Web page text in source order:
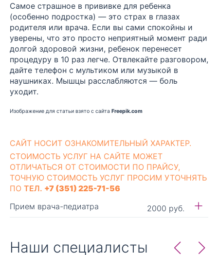
Самое страшное в прививке для ребенка
(особенно подростка) — это страх в глазах
родителя или врача. Если вы сами спокойны и
уверены, что это просто неприятный момент ради
долгой здоровой жизни, ребенок перенесет
процедуру в 10 раз легче. Отвлекайте разговором,
дайте телефон с мультиком или музыкой в
наушниках. Мышцы расслабляются — боль
уходит.
Изображение для статьи взято с сайта Freepik.com
CАЙТ НОСИТ ОЗНАКОМИТЕЛЬНЫЙ ХАРАКТЕР.
СТОИМОСТЬ УСЛУГ НА САЙТЕ МОЖЕТ
ОТЛИЧАТЬСЯ ОТ СТОИМОСТИ ПО ПРАЙСУ,
ТОЧНУЮ СТОИМОСТЬ УСЛУГ ПРОСИМ УТОЧНЯТЬ
ПО ТЕЛ. +7 (351) 225-71-56
Прием врача-педиатра
2000 руб.
Наши специалисты